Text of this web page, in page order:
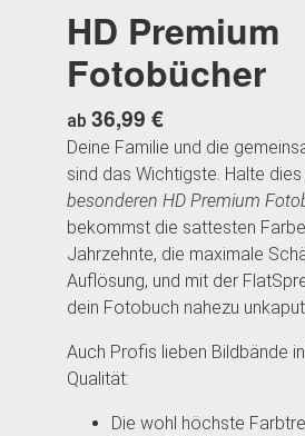
HD Premium
Fotobücher
ab 36,99 €
Deine Familie und die
sind das Wichtigste. Halte
besonderen HD Premium
bekommst die sattesten
Jahrzehnte, die maximale
Auflösung, und mit der
dein Fotobuch nahezu
Auch Profis lieben Bildbände
Qualität:
Die wohl höchste